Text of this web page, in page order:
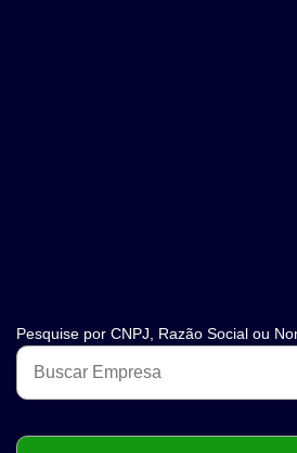
Pesquise por CNPJ, Razão Social ou